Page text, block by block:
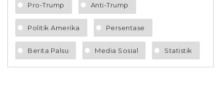
Pro-Trump Anti-Trump
Politik Amerika Persentase
Berita Palsu Media Sosial Statistik